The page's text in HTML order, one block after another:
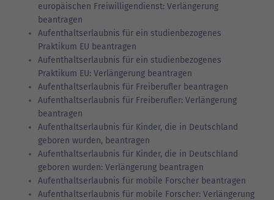
europäischen Freiwilligendienst: Verlängerung
beantragen
Aufenthaltserlaubnis für ein studienbezogenes
Praktikum EU beantragen
Aufenthaltserlaubnis für ein studienbezogenes
Praktikum EU: Verlängerung beantragen
Aufenthaltserlaubnis für Freiberufler beantragen
Aufenthaltserlaubnis für Freiberufler: Verlängerung
beantragen
Aufenthaltserlaubnis für Kinder, die in Deutschland
geboren wurden, beantragen
Aufenthaltserlaubnis für Kinder, die in Deutschland
geboren wurden: Verlängerung beantragen
Aufenthaltserlaubnis für mobile Forscher beantragen
Aufenthaltserlaubnis für mobile Forscher: Verlängerung